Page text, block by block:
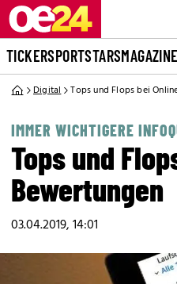
TICKERSPORTSTARSMAGAZINE
Digital Tops und Flops bei
IMMER WICHTIGERE
Tops und
Bewertungen
03.04.2019, 14:01